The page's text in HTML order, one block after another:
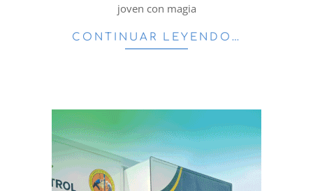
joven con magia
CONTINUAR LEYENDO…